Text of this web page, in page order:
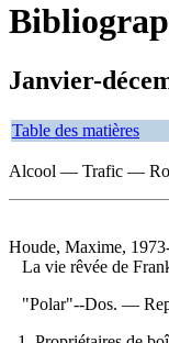
Janvier-
Table des matières
Alcool — Trafic —
Houde, Maxime,
La vie rêvée de
"Polar"--Dos. —